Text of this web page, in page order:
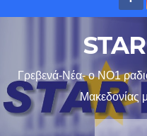
Γρεβενά-Νέα- ο ΝΟ1
Μακεδονίας